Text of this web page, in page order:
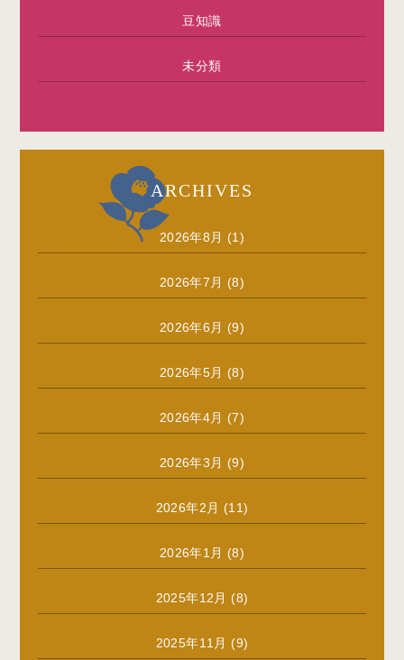
豆知識
未分類
ARCHIVES
2026年8月 (1)
2026年7月 (8)
2026年6月 (9)
2026年5月 (8)
2026年4月 (7)
2026年3月 (9)
2026年2月 (11)
2026年1月 (8)
2025年12月 (8)
2025年11月 (9)